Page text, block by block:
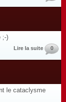
;-)
Lire la suite 0
le cataclysme